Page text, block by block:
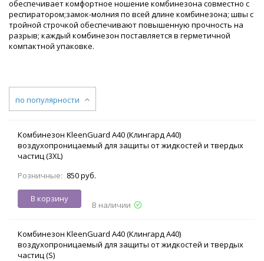
обеспечивает комфортное ношение комбинезона совместно с
респиратором;замок-молния по всей длине комбинезона; швы с
тройной строчкой обеспечивают повышенную прочность на
разрыв; каждый комбинезон поставляется в герметичной
компактной упаковке.
по популярности
Комбинезон KleenGuard A40 (Клингард А40)
воздухопроницаемый для защиты от жидкостей и твердых
частиц (3XL)
Розничные: 850 руб.
В корзину
В наличии
Комбинезон KleenGuard A40 (Клингард А40)
воздухопроницаемый для защиты от жидкостей и твердых
частиц (S)